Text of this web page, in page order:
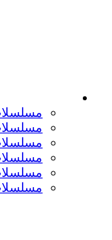
مسلسلات
مسلسلات
مسلسلات
مسلسلات
مسلسلات
مسلسلات